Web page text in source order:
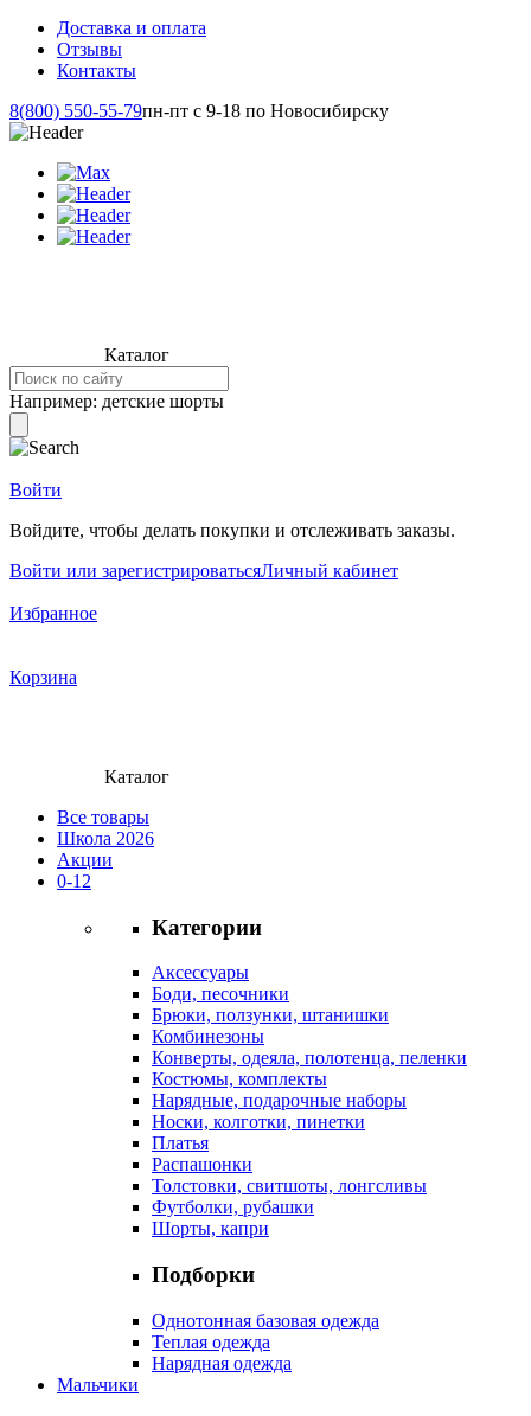
Доставка и оплата
Отзывы
Контакты
8(800) 550-55-79пн-пт с 9-18 по Новосибирску
Каталог
Например: детские шорты
Войти
Войдите, чтобы делать покупки и отслеживать заказы.
Войти или зарегистрироватьсяЛичный кабинет
Избранное
Корзина
Каталог
Все товары
Школа 2026
Акции
0-12
Категории
Аксессуары
Боди, песочники
Брюки, ползунки, штанишки
Комбинезоны
Конверты, одеяла, полотенца, пеленки
Костюмы, комплекты
Нарядные, подарочные наборы
Носки, колготки, пинетки
Платья
Распашонки
Толстовки, свитшоты, лонгсливы
Футболки, рубашки
Шорты, капри
Подборки
Однотонная базовая одежда
Теплая одежда
Нарядная одежда
Мальчики